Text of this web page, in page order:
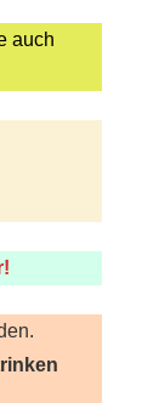
auch